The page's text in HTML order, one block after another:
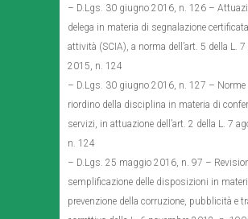
– D.Lgs. 30 giugno 2016, n. 126 –
delega in materia di segnalazione
attività (SCIA), a norma dell’art. 5 della L.
2015, n. 124
– D.Lgs. 30 giugno 2016, n. 127 – Norme
riordino della disciplina in materia di
servizi, in attuazione dell’art. 2 della L. 7
n. 124
– D.Lgs. 25 maggio 2016, n. 97 –
semplificazione delle disposizioni in
prevenzione della corruzione, pubblicità e